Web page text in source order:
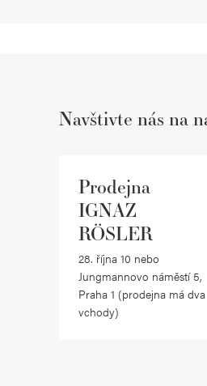
Navštivte nás na
Prodejna
IGNAZ
RÖSLER
28. října 10 nebo
Jungmannovo náměstí 5,
Praha 1 (prodejna má dva
vchody)